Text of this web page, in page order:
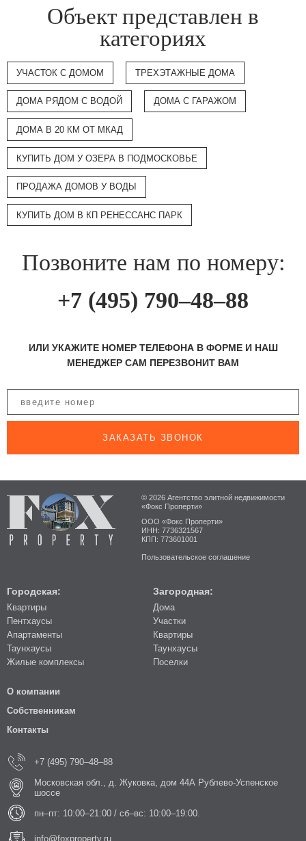
Объект представлен в
категориях
УЧАСТОК С ДОМОМ ТРЕХЭТАЖНЫЕ ДОМА
ДОМА РЯДОМ С ВОДОЙ ДОМА С ГАРАЖОМ
ДОМА В 20 КМ ОТ МКАД
КУПИТЬ ДОМ У ОЗЕРА В ПОДМОСКОВЬЕ
ПРОДАЖА ДОМОВ У ВОДЫ
КУПИТЬ ДОМ В КП РЕНЕССАНС ПАРК
Позвоните нам по номеру:
+7 (495) 790–48–88
ИЛИ УКАЖИТЕ НОМЕР ТЕЛЕФОНА В ФОРМЕ И НАШ
МЕНЕДЖЕР САМ ПЕРЕЗВОНИТ ВАМ
ЗАКАЗАТЬ ЗВОНОК
© 2026 Агентство элитной недвижимости
«Фокс Проперти»
ООО «Фокс Проперти»
ИНН: 7736321567
КПП: 773601001
Пользовательское соглашение
Городская:
Квартиры
Пентхаусы
Апартаменты
Таунхаусы
Жилые комплексы
Загородная:
Дома
Участки
Квартиры
Таунхаусы
Поселки
О компании
Собственникам
Контакты
+7 (495) 790–48–88
Московская обл., д. Жуковка, дом 44А Рублево-Успенское
шоссе
пн–пт: 10:00–21:00 / сб–вс: 10:00–19:00.
info@foxproperty.ru